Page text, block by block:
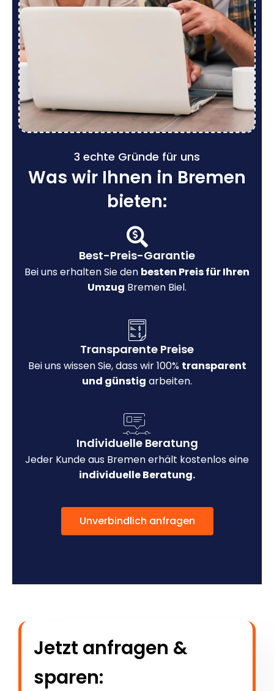
3 echte Gründe für uns
Was wir Ihnen in Bremen
bieten:
Best-Preis-Garantie
Bei uns erhalten Sie den besten Preis für Ihren
Umzug Bremen Biel.
Transparente Preise
Bei uns wissen Sie, dass wir 100% transparent
und günstig arbeiten.
Individuelle Beratung
Jeder Kunde aus Bremen erhält kostenlos eine
individuelle Beratung.
Unverbindlich anfragen
Jetzt anfragen &
sparen: